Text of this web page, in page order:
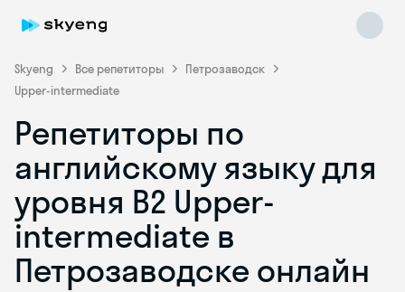
Skyeng Все репетиторы
Петрозаводск
Upper-intermediate
Репетиторы по
английскому языку для
уровня B2 Upper-
intermediate в
Петрозаводске онлайн
Skyeng Chat